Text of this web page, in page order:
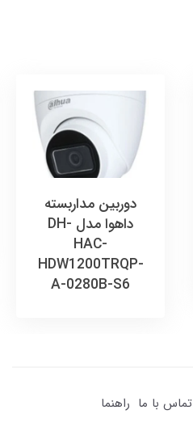
دوربین مداربسته
داهوا مدل DH-
HAC-
HDW1200TRQP-
A-0280B-S6
تماس با ما راهنما